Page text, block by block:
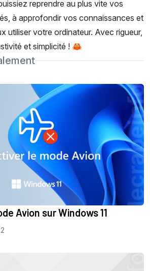
reprendre au plus vite vos
à approfondir vos connaissances et
utiliser votre ordinateur. Avec rigueur,
et simplicité ! 🦀
Avion sur Windows 11
2